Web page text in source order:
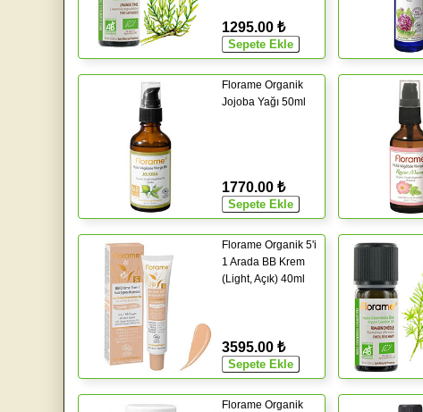
1295.00 ₺
Florame Organik
Jojoba Yağı 50ml
1770.00 ₺
Florame Organik 5'i
1 Arada BB Krem
(Light, Açık) 40ml
3595.00 ₺
Florame Organik